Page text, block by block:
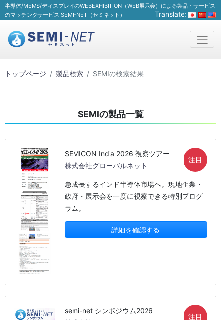
半導体/MEMS/ディスプレイのWEBEXHIBITION（WEB展示会）による製品・サービス
のマッチングサービス SEMI-NET（セミネット）
Translate:
トップページ 製品検索 SEMIの検索結果
SEMIの製品一覧
SEMICON India 2026 視察ツアー
株式会社グローバルネット
注目
急成長するインド半導体市場へ。現地企業・
政府・展示会を一度に視察できる特別プログ
ラム。
詳細を確認する
semi-net シンポジウム2026
注目